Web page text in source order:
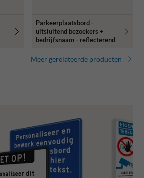
Parkeerplaatsbord -
uitsluitend bezoekers +
bedrijfsnaam - reflecterend
Meer gerelateerde producten